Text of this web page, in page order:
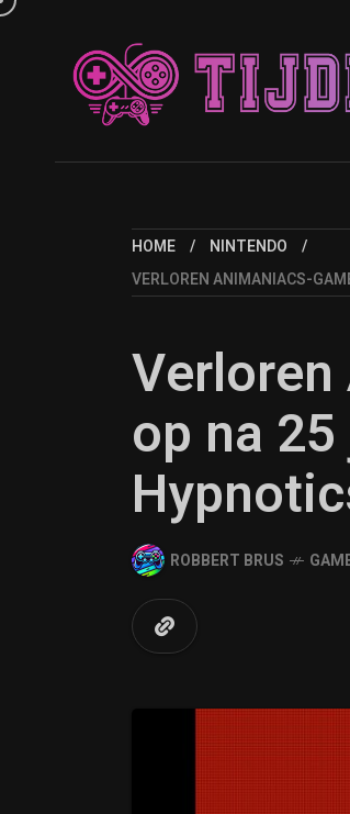
HOME
NINTENDO
VERLOREN ANIMANIACS-
op na
ROBBERT BRUS